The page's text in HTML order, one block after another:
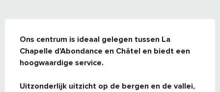
Ons centrum is ideaal gelegen tussen La
Chapelle d'Abondance en Châtel en biedt een
hoogwaardige service.
Uitzonderlijk uitzicht op de bergen en de vallei,